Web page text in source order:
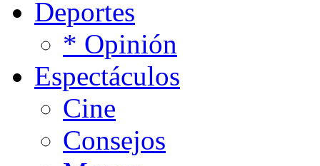
Deportes
* Opinión
Espectáculos
Cine
Consejos